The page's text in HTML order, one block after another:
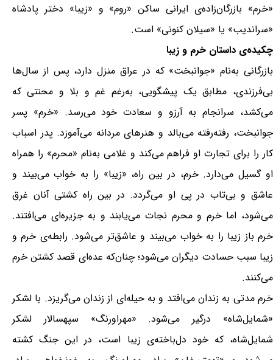
«خرم» بازرگان‌زاده‌ی ایرانی ساکن «روم» و «زیبا» دختر پادشاه
«سراندیب» یا «سیلان کنونی» است.
چکیده‌ی داستان خرم و زیبا
بازرگانی به‌نام «جوانبخت» که در عراق منزل دارد، پس از سا‌ل‌ها
بی‌فرزندی، مطابق یک پیشگویی، به‌رغم غم و بلا و محنتی که
می‌کشد، سرانجام به آرزو و سعادت خود می‌رسد. «خرم» پسر
جوانبخت، رفته‌رفته می‌بالد و هنرهای مردانه می‌آموزد. پدر اسباب
کار را برای تجارت او فراهم می‌کند و غلامی به‌نام «محرم» را همراه
او گسیل می‌دارد. خرم، در بین راه، «زیبا» را به خواب می‌بیند و
عاشق و بی‌تاب در پی او می‌گردد. در بین راه کشتی آنان غرق
می‌شود، اما خرم و محرم نجات می‌یابند و به جزیره‌ای می‌افتند.
خرم باز زیبا را به خواب می‌بیند و عاشق‌تر می‌شود. رابطه‌ی خرم و
زیبا سبب حسادت دیگران می‌شود؛ چنان‌که عده‌ای قصد کشتن خرم
می‌کنند.
خرم مدتی به زندان می‌افتد و به حیله‌ای از زندان می‌‌گریزد. با لشکر
«شمایل‌شاه» درگیر می‌شود. «مهراورنگ» سپهسالار لشکر
شمایل‌شاه، که خود دل‌باخته‌ی زیبا است، در این جنگ کشته